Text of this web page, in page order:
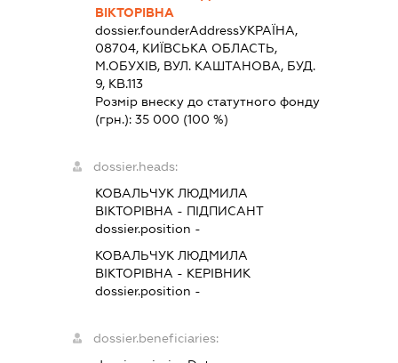
ВІКТОРІВНА
dossier.founderAddressУКРАЇНА,
08704, КИЇВСЬКА ОБЛАСТЬ,
М.ОБУХІВ, ВУЛ. КАШТАНОВА, БУД.
9, КВ.113
Розмір внеску до статутного фонду
(грн.): 35 000 (100 %)
dossier.heads:
КОВАЛЬЧУК ЛЮДМИЛА
ВІКТОРІВНА - ПІДПИСАНТ
dossier.position -
КОВАЛЬЧУК ЛЮДМИЛА
ВІКТОРІВНА - КЕРІВНИК
dossier.position -
dossier.beneficiaries: